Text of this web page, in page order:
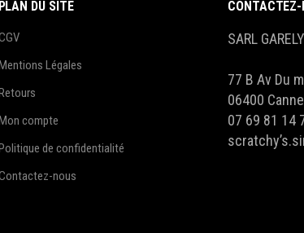
PLAN DU SITE
Légales
compte
de confidentialité
nous
CONTACTEZ-
SARL GARELY
77 B Av Du
06400
07 69 81 14